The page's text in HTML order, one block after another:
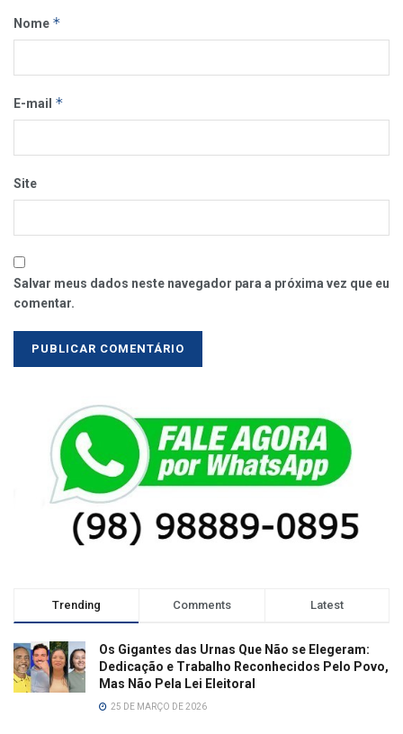
Nome *
E-mail *
Site
Salvar meus dados neste navegador para a próxima vez que eu
comentar.
Trending Comments Latest
Os Gigantes das Urnas Que Não se Elegeram:
Dedicação e Trabalho Reconhecidos Pelo Povo,
Mas Não Pela Lei Eleitoral
25 DE MARÇO DE 2026